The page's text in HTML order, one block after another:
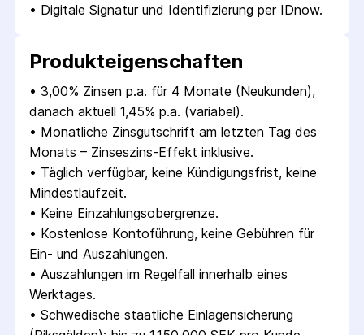
• Digitale Signatur und Identifizierung per IDnow.
Produkt­eigenschaften
• 3,00% Zinsen p.a. für 4 Monate (Neukunden),
danach aktuell 1,45% p.a. (variabel).
• Monatliche Zinsgutschrift am letzten Tag des
Monats – Zinseszins-Effekt inklusive.
• Täglich verfügbar, keine Kündigungsfrist, keine
Mindestlaufzeit.
• Keine Einzahlungsobergrenze.
• Kostenlose Kontoführung, keine Gebühren für
Ein- und Auszahlungen.
• Auszahlungen im Regelfall innerhalb eines
Werktages.
• Schwedische staatliche Einlagensicherung